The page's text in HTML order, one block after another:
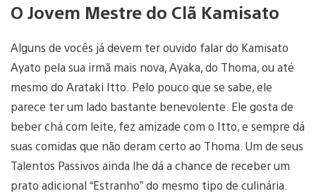
O Jovem Mestre do Clã Kamisato
Alguns de vocês já devem ter ouvido falar do Kamisato
Ayato pela sua irmã mais nova, Ayaka, do Thoma, ou até
mesmo do Arataki Itto. Pelo pouco que se sabe, ele
parece ter um lado bastante benevolente. Ele gosta de
beber chá com leite, fez amizade com o Itto, e sempre dá
suas comidas que não deram certo ao Thoma. Um de seus
Talentos Passivos ainda lhe dá a chance de receber um
prato adicional “Estranho” do mesmo tipo de culinária.